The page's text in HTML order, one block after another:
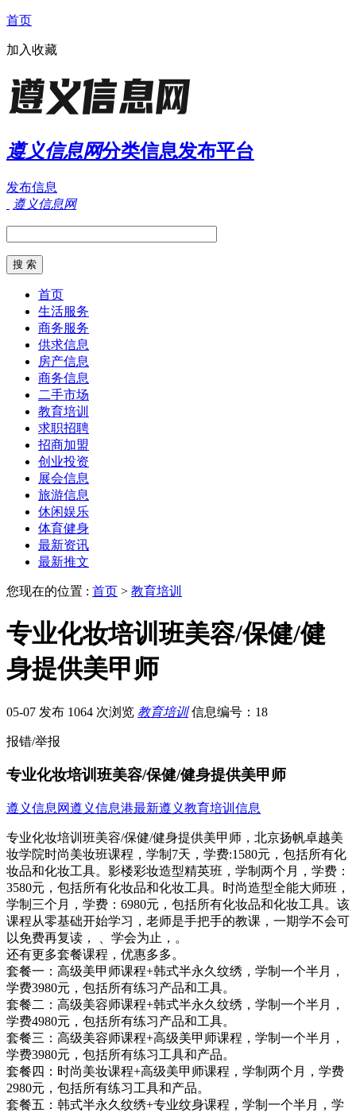
首页
加入收藏
遵义信息网分类信息发布平台
发布信息
遵义信息网
首页
生活服务
商务服务
供求信息
房产信息
商务信息
二手市场
教育培训
求职招聘
招商加盟
创业投资
展会信息
旅游信息
休闲娱乐
体育健身
最新资讯
最新推文
您现在的位置 : 首页 > 教育培训
专业化妆培训班美容/保健/健
身提供美甲师
05-07 发布 1064 次浏览 教育培训 信息编号：18
报错/举报
专业化妆培训班美容/保健/健身提供美甲师
遵义信息网遵义信息港最新遵义教育培训信息
专业化妆培训班美容/保健/健身提供美甲师，北京扬帆卓越美
妆学院时尚美妆班课程，学制7天，学费:1580元，包括所有化
妆品和化妆工具。影楼彩妆造型精英班，学制两个月，学费：
3580元，包括所有化妆品和化妆工具。时尚造型全能大师班，
学制三个月，学费：6980元，包括所有化妆品和化妆工具。该
课程从零基础开始学习，老师是手把手的教课，一期学不会可
以免费再复读， 、学会为止，。
还有更多套餐课程，优惠多多。
套餐一：高级美甲师课程+韩式半永久纹绣，学制一个半月，
学费3980元，包括所有练习产品和工具。
套餐二：高级美容师课程+韩式半永久纹绣，学制一个半月，
学费4980元，包括所有练习产品和工具。
套餐三：高级美容师课程+高级美甲师课程，学制一个半月，
学费3980元，包括所有练习工具和产品。
套餐四：时尚美妆课程+高级美甲师课程，学制两个月，学费
2980元，包括所有练习工具和产品。
套餐五：韩式半永久纹绣+专业纹身课程，学制一个半月，学